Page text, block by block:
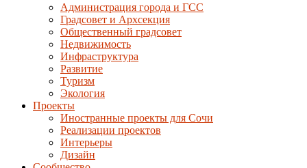
Администрация города и ГСС
Градсовет и Архсекция
Общественный градсовет
Недвижимость
Инфраструктура
Развитие
Туризм
Экология
Проекты
Иностранные проекты для Сочи
Реализации проектов
Интерьеры
Дизайн